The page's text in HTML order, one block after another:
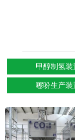
甲醇制氢装
噻吩生产装